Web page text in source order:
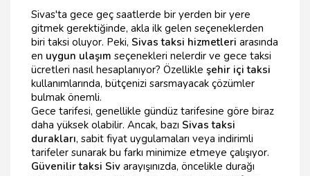
Sivas'ta gece geç saatlerde bir yerden bir yere
gitmek gerektiğinde, akla ilk gelen seçeneklerden
biri taksi oluyor. Peki, Sivas taksi hizmetleri arasında
en uygun ulaşım seçenekleri nelerdir ve gece taksi
ücretleri nasıl hesaplanıyor? Özellikle şehir içi taksi
kullanımlarında, bütçenizi sarsmayacak çözümler
bulmak önemli.
Gece tarifesi, genellikle gündüz tarifesine göre biraz
daha yüksek olabilir. Ancak, bazı Sivas taksi
durakları, sabit fiyat uygulamaları veya indirimli
tarifeler sunarak bu farkı minimize etmeye çalışıyor.
Güvenilir taksi Siv arayışınızda, öncelikle durağı